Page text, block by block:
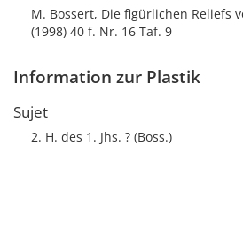
M. Bossert, Die figürlichen Reliefs
(1998) 40 f. Nr. 16 Taf. 9
Information zur Plastik
Sujet
2. H. des 1. Jhs. ? (Boss.)